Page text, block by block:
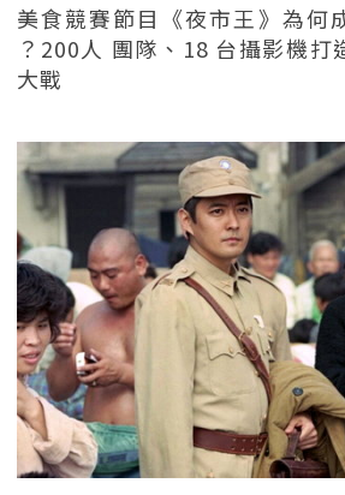
美食競賽節目《夜市王》為何
？200人 團隊、18 台攝影機打
大戰